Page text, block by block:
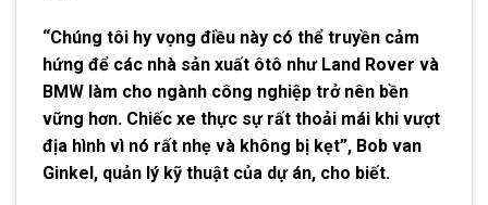
“Chúng tôi hy vọng điều này có thể truyền cảm
hứng để các nhà sản xuất ôtô như Land Rover và
BMW làm cho ngành công nghiệp trở nên bền
vững hơn. Chiếc xe thực sự rất thoải mái khi vượt
địa hình vì nó rất nhẹ và không bị kẹt”, Bob van
Ginkel, quản lý kỹ thuật của dự án, cho biết.